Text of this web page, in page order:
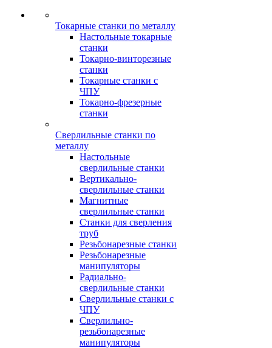
Токарные станки по металлу
Настольные токарные
станки
Токарно-винторезные
станки
Токарные станки с
ЧПУ
Токарно-фрезерные
станки
Сверлильные станки по
металлу
Настольные
сверлильные станки
Вертикально-
сверлильные станки
Магнитные
сверлильные станки
Станки для сверления
труб
Резьбонарезные станки
Резьбонарезные
манипуляторы
Радиально-
сверлильные станки
Сверлильные станки с
ЧПУ
Сверлильно-
резьбонарезные
манипуляторы